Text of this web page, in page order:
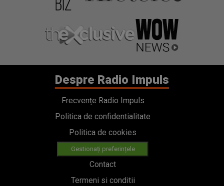
Despre Radio Impuls
Frecvențe Radio Impuls
Politica de confidentialitate
Politica de cookies
Gestionați preferințele
Contact
Termeni si conditii